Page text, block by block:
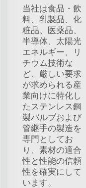
当社は食品・飲
料、乳製品、化
粧品、医薬品、
半導体、太陽光
エネルギー、リ
チウム技術な
ど、厳しい要求
が求められる産
業向けに特化し
たステンレス鋼
製バルブおよび
管継手の製造を
専門としてお
り、素材の適合
性と性能の信頼
性を確実にして
います。